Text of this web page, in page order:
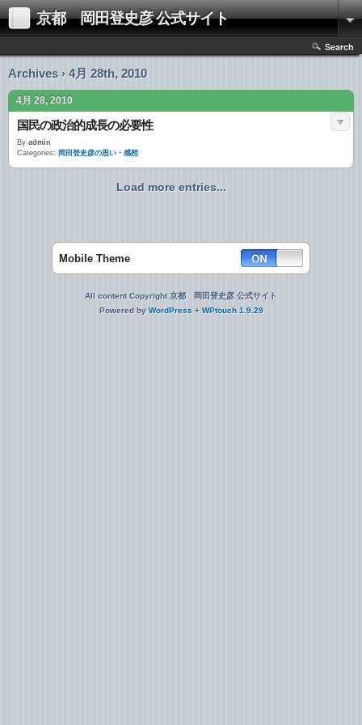
京都 岡田登史彦 公式サイト
Search
Archives › 4月 28th, 2010
4月 28, 2010
国民の政治的成長の必要性
By admin
Categories: 岡田登史彦の思い・感想
Load more entries...
Mobile Theme
All content Copyright 京都 岡田登史彦 公式サイト
Powered by WordPress + WPtouch 1.9.29